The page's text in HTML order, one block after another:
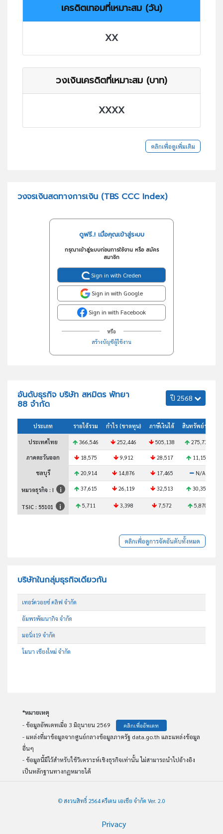
เครดิตเทอมที่เหมาะสม (วัน)
XX
วงเงินเครดิตที่เหมาะสม (บาท)
XXXX
คลิกเพื่อดูเพิ่มเติม
วงจรเงินสดทางการเงิน (TBS CCC Index)
ดูฟรี..! เมื่อคุณเข้าสู่ระบบ
กรุณาเข้าสู่ระบบก่อนการใช้งาน หรือ สมัคร
สมาชิก
Sign in with Creden
Sign in with Google
Sign in with Facebook
หรือ
สร้างบัญชีผู้ใช้งาน
อันดับธุรกิจ บริษัท สหมิตร พัทยา
88 จำกัด
ปี 2568
ประเภท รายได้รวม กำไร (ขาดทุน) ภาษีเงินได้ สินทรัพย์รวม
ประเทศไทย 366,546 252,446 505,138 275,737
ภาคตะวันออก 18,575 9,912 28,517 11,156
ชลบุรี 20,914 14,876 17,465 N/A
หมวดธุรกิจ : I 37,615 26,119 32,513 30,355
TSIC : 55101 5,711 3,398 7,572 5,870
คลิกเพื่อดูการจัดอันดับทั้งหมด
บริษัทในกลุ่มธุรกิจเดียวกัน
เทอร์ควอยซ์ คลิฟ จำกัด
อัมพรพัฒนากิจ จำกัด
มอนิ่ง19 จำกัด
โมนา เชียงใหม่ จำกัด
*หมายเหตุ
- ข้อมูลอัพเดทเมื่อ 3 มิถุนายน 2569
คลิกเพื่ออัพเดท
- แหล่งที่มาข้อมูลจากศูนย์กลางข้อมูลภาครัฐ data.go.th และแหล่งข้อมูล
อื่นๆ
- ข้อมูลนี้มีไว้สำหรับใช้วิเคราะห์เชิงธุรกิจเท่านั้น ไม่สามารถนำไปอ้างอิง
เป็นหลักฐานทางกฏหมายได้
© สงวนสิทธิ์ 2564 ครีเดน เอเชีย จำกัด Ver. 2.0
Privacy